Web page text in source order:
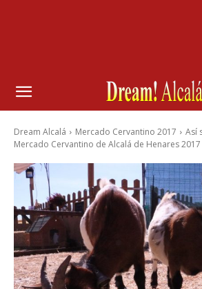
Dream Alcalá Mercado Cervantino 2017
Así
Mercado Cervantino de Alcalá de Henares 2017